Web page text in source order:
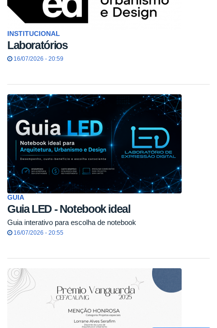
INSTITUCIONAL
Laboratórios
16/07/2026 - 20:59
GUIA
Guia LED - Notebook ideal
Guia interativo para escolha de notebook
16/07/2026 - 20:55